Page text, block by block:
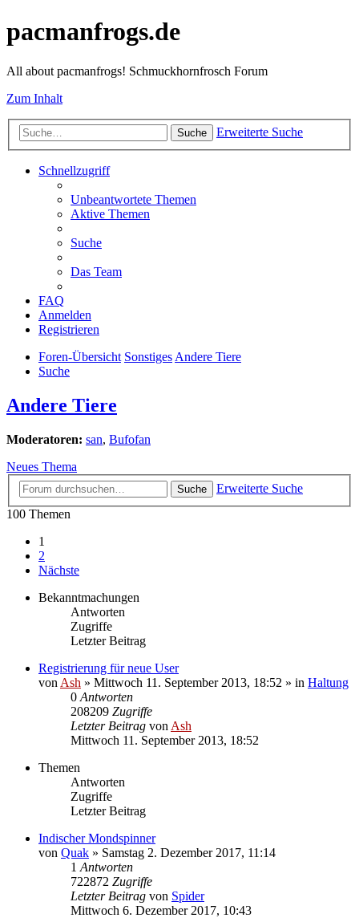
pacmanfrogs.de
All about pacmanfrogs! Schmuckhornfrosch Forum
Zum Inhalt
Suche Erweiterte Suche
Schnellzugriff
Unbeantwortete Themen
Aktive Themen
Suche
Das Team
FAQ
Anmelden
Registrieren
Foren-Übersicht SonstigesAndere Tiere
Suche
Andere Tiere
Moderatoren: san, Bufofan
Neues Thema
Suche
Erweiterte Suche
100 Themen
1
2
Nächste
Bekanntmachungen
Antworten
Zugriffe
Letzter Beitrag
Registrierung für neue User
von Ash » Mittwoch 11. September 2013, 18:52 » in Haltung
0 Antworten
208209 Zugriffe
Letzter Beitrag von Ash
Mittwoch 11. September 2013, 18:52
Themen
Antworten
Zugriffe
Letzter Beitrag
Indischer Mondspinner
von Quak » Samstag 2. Dezember 2017, 11:14
1 Antworten
722872 Zugriffe
Letzter Beitrag von Spider
Mittwoch 6. Dezember 2017, 10:43